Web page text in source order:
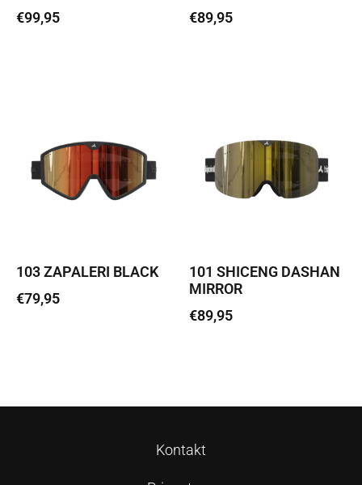
€99,95
€89,95
103 ZAPALERI BLACK
€79,95
101 SHICENG DASHAN
MIRROR
€89,95
Kontakt